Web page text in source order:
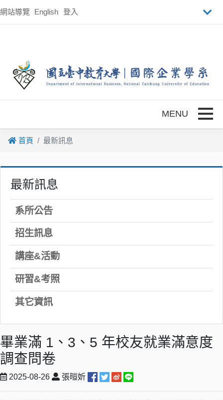
網站導覽 English 登入
首頁 最新訊息
最新訊息
系所公告
招生訊息
講座&活動
研習&考照
其它資訊
畢業滿 1、3、5 年校友就業滿意度
調查問卷
2025-08-26 張暟妡